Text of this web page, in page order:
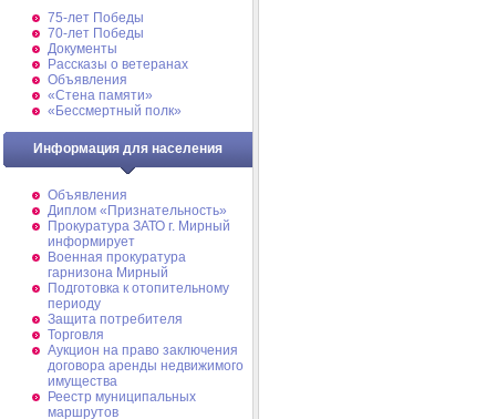
75-лет Победы
70-лет Победы
Документы
Рассказы о ветеранах
Объявления
«Стена памяти»
«Бессмертный полк»
Информация для населения
Объявления
Диплом «Признательность»
Прокуратура ЗАТО г. Мирный
информирует
Военная прокуратура
гарнизона Мирный
Подготовка к отопительному
периоду
Защита потребителя
Торговля
Аукцион на право заключения
договора аренды недвижимого
имущества
Реестр муниципальных
маршрутов